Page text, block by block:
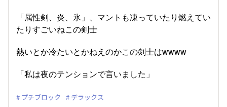
「属性剣、炎、氷」、マントも凍っていたり燃えてい
たりすごいねこの剣士
熱いとか冷たいとかねえのかこの剣士はwwww
「私は夜のテンションで言いました」
プチブロック デラックス